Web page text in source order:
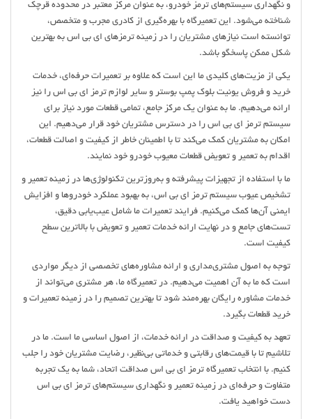
و نگهداری سیستم‌های ترمز خودرو، به عنوان مرکز معتبر در محدوده قرچک
شناخته می‌شود. این تعمیرگاه با بهره‌گیری از کادری مجرب و متخصص،
توانسته است نیازهای مشتریان را در زمینه ترمزهای ای بی اس به بهترین
شکل ممکن پاسخگو باشد.
یکی از مزیت‌های کلیدی ما این است که علاوه بر تعمیرات حرفه‌ای، خدمات
خرید و فروش یونیت بلوک پمپ بوستر و سایر لوازم ترمز ای بی اس را نیز
ارائه می‌دهیم. ما به عنوان یک مرکز جامع، تمامی قطعات مورد نیاز برای
سیستم ترمز ای بی اس را در دسترس مشتریان خود قرار می‌دهیم. این
امکان به مشتریان کمک می‌کند تا با اطمینان خاطر از کیفیت و اصالت قطعات،
اقدام به تعمیر و تعویض قطعات معیوب خودرو خود نمایند.
ما با استفاده از تجهیزات پیشرفته و به‌روزترین تکنولوژی‌ها در زمینه تعمیر و
تشخیص عیوب سیستم ترمز ای بی اس، به بهبود عملکرد خودروها و افزایش
ایمنی آن‌ها کمک می‌کنیم. فرایند تعمیرات ما شامل عیب‌یابی دقیق،
تست‌های جامع و در نهایت ارائه خدمات تعمیر و تعویض با بالاترین سطح
کیفیت است.
توجه به اصول مشتری‌مداری و ارائه مشاوره‌های تخصصی از دیگر مواردی
است که ما به آن اهمیت می‌دهیم. در تعمیرگاه ما، هر مشتری می‌تواند از
خدمات مشاوره رایگان بهره‌مند شود تا بهترین تصمیم را در زمینه تعمیرات و
خرید قطعات بگیرد.
تعهد به کیفیت و صداقت در ارائه خدمات، از اصول اساسی ما است. ما در
تلاشیم تا با قیمت‌های رقابتی و خدماتی بی‌نظیر، رضایت مشتریان خود را جلب
کنیم. با انتخاب تعمیرگاه ترمز ای بی اس صداقت اتحاد، شما به یک تجربه
متفاوت و حرفه‌ای در زمینه تعمیر و نگهداری سیستم‌های ترمز ای بی اس
دست خواهید یافت.